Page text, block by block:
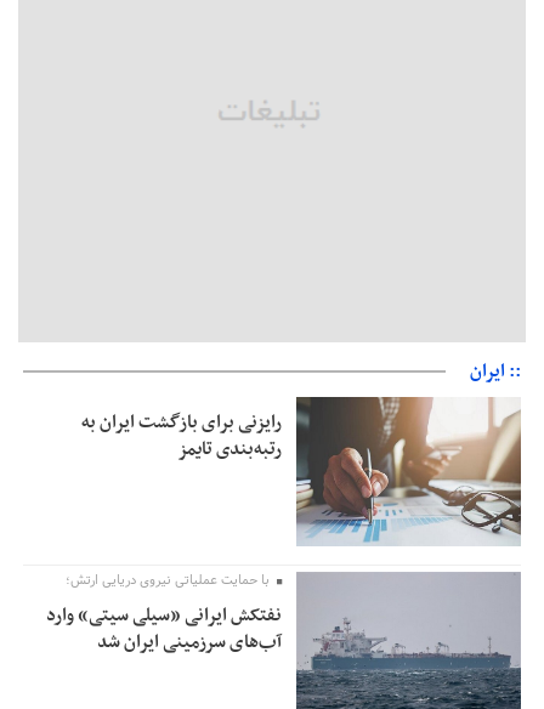
:: ایران
رایزنی برای بازگشت ایران به
رتبه‌بندی تایمز
با حمایت عملیاتی نیروی دریایی ارتش؛
نفتکش ایرانی «سیلی سیتی» وارد
آب‌های سرزمینی ایران شد